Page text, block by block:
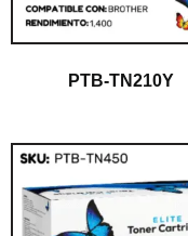
PTB-TN210Y